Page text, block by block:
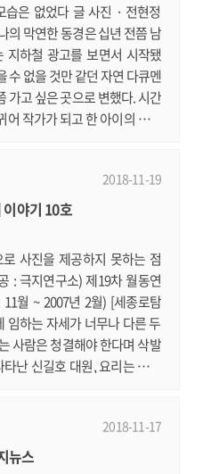
습은 없었다 글 사진 · 전현정
의 막연한 동경은 십년 전쯤 남
지하철 광고를 보면서 시작됐
수 없을 것만 같던 자연 다큐멘
가고 싶은 곳으로 변했다. 시간
작가가 되고 한 아이의 엄마
좋은 기운들이 순간 한곳으로
지만 3번의 심사를 거쳐 나는
2018-11-19
야기 10호
사진을 제공하지 못하는 점
: 극지연구소) 제19차 월동연
월 ~ 2007년 2월) [세종로탐
임하는 자세가 너무나 다른 두
사람은 청결해야 한다며 삭발
난 신길호 대원, 요리는 구수
원팀”입니다. 기지에 도착해
작한 파트너이며, 벌써 두 번
2018-11-17
뉴스